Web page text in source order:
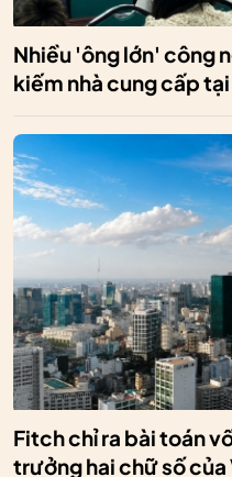
Nhiều 'ông lớn' công
kiếm nhà cung cấp
Fitch chỉ ra bài toán
trưởng hai chữ số của